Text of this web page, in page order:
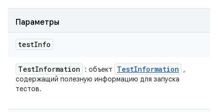
Параметры
testInfo
TestInformation : объект TestInformation
,
содержащий полезную информацию для запуска
тестов.